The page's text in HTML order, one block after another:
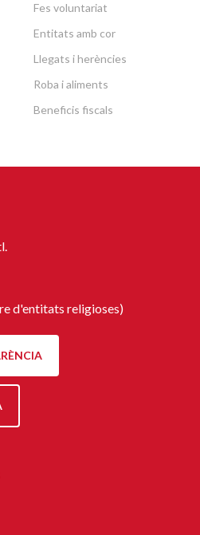
Fes voluntariat
Entitats amb cor
Llegats i herències
Roba i aliments
Beneficis fiscals
d'entitats religioses)